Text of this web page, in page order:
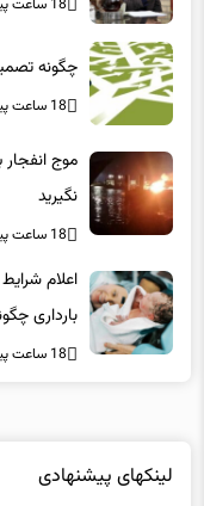
18 ساعت پیش
نگیرید
18 ساعت پیش
بارداری
18 ساعت پیش